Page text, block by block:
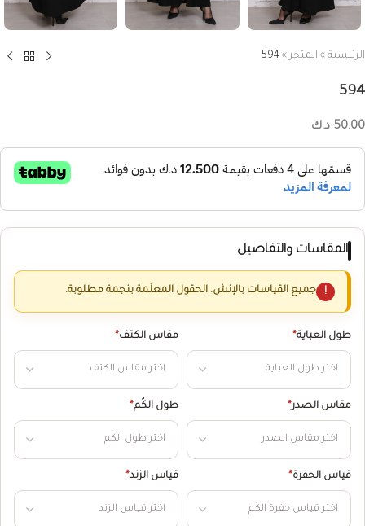
الرئيسية » المتجر »
594
594
50.00 د.ك
المقاسات والتفاصيل
جميع القياسات بالإنش. الحقول المعلّمة بنجمة مطلوبة.
طول العباية* مقاس الكتف*
مقاس الصدر* طول الكُم*
قياس الحفرة* قياس الزند*